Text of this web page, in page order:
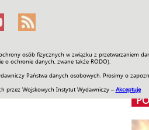
osób fizycznych w związku z przetwarzaniem
o ochronie danych, zwane także RODO).
Państwa danych osobowych. Prosimy o
przez Wojskowych Instytut Wydawniczy – Akceptuję
Galerie Wideo ENGLISH